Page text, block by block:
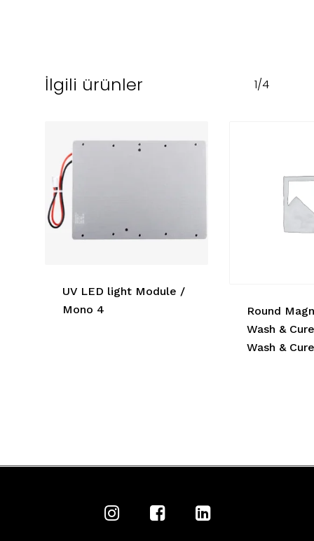
İlgili ürünler 1/4
UV LED light Module /
Mono 4
Round
Wash &
Wash & Cure